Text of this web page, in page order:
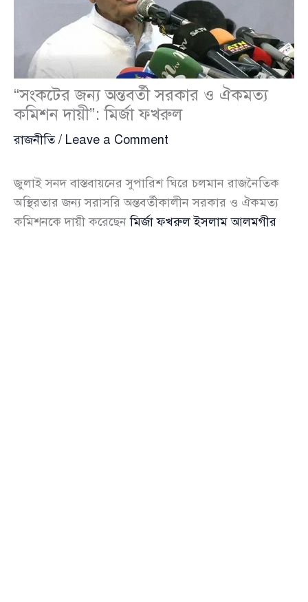
“সংকটের জন্য অন্তবর্তী সরকার ও ঐকমত্য
কমিশন দায়ী”: মির্জা ফখরুল
রাজনীতি/ Leave a Comment
জুলাই সনদ বাস্তবায়নের সুপারিশ ঘিরে চলমান রাজনৈতিক
অস্থিরতার জন্য সরাসরি অন্তবর্তীকালীন সরকার ও ঐকমত্য
কমিশনকে দায়ী করেছেনমির্জা ফখরুল ইসলাম আলমগীর